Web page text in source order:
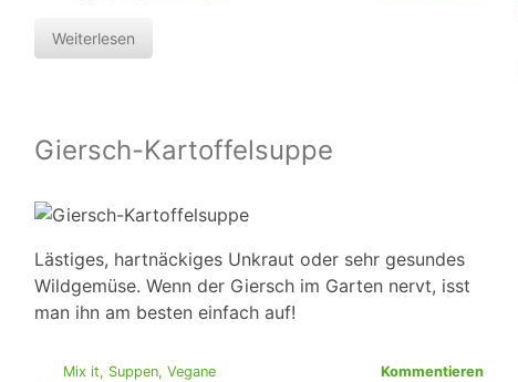
Weiterlesen
Giersch-Kartoffelsuppe
Lästiges, hartnäckiges Unkraut oder sehr gesundes
Wildgemüse. Wenn der Giersch im Garten nervt, isst
man ihn am besten einfach auf!
Mix it, Suppen, Vegane
Kommentieren